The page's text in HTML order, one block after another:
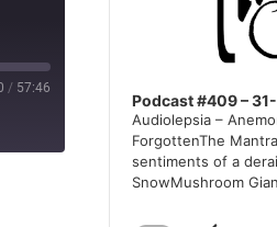
/ 57:46
Podcast #409 –
Audiolepsia –
ForgottenThe
sentiments of a
SnowMushroom